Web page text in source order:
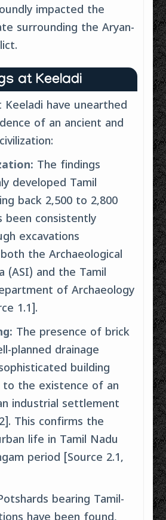
impacted the
surrounding the Aryan-
at Keeladi
Keeladi have unearthed
of an ancient and
The findings
developed Tamil
back 2,500 to 2,800
been consistently
excavations
the Archaeological
(ASI) and the Tamil
of Archaeology
1.1].
The presence of brick
planned drainage
building
to the existence of an
industrial settlement
This confirms the
life in Tamil Nadu
period [Source 2.1,
bearing Tamil-